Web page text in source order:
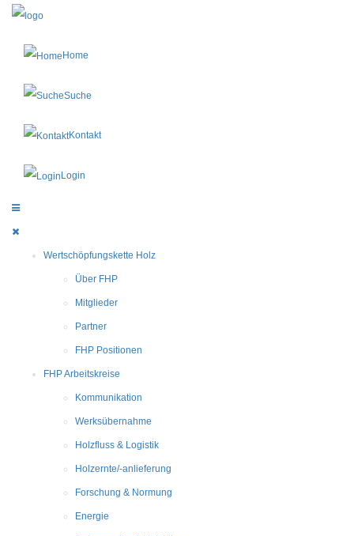
Home
Suche
Kontakt
Login
Wertschöpfungskette Holz
Über FHP
Mitglieder
Partner
FHP Positionen
FHP Arbeitskreise
Kommunikation
Werksübernahme
Holzfluss & Logistik
Holzernte/-anlieferung
Forschung & Normung
Energie